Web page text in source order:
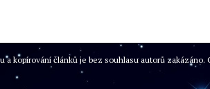
a kopírování článků je bez souhlasu autorů